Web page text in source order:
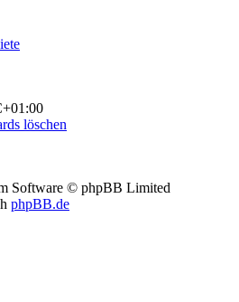
löschen
Software © phpBB Limited
phpBB.de